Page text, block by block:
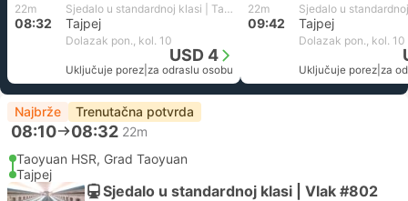
22m Sjedalo u standardnoj klasi | Taiwan High Speed Rail
08:32 Tajpej
Dolazak pon., kol. 10
USD 4
Uključuje porez za odraslu osobu
22m
09:42 Tajpej
Dolazak pon., kol. 10
Uključuje porez za
Najbrže Trenutačna potvrda
08:10 08:32 22m
Taoyuan HSR, Grad Taoyuan
Tajpej
Sjedalo u standardnoj klasi | Vlak #802